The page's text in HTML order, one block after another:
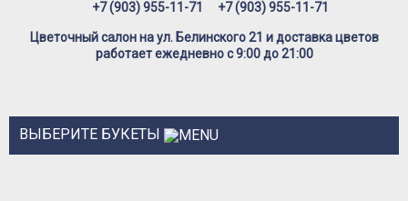
+7 (903) 955-11-71 +7 (903) 955-11-71
Цветочный салон на ул. Белинского 21 и доставка цветов
работает ежедневно с 9:00 до 21:00
ВЫБЕРИТЕ БУКЕТЫ